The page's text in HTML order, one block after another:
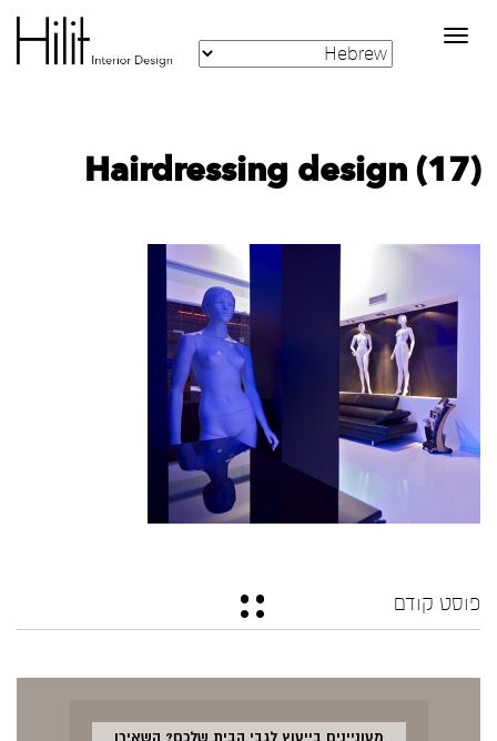
Toggle
navigation
Hairdressing design (17)
פוסט קודם
מעוניינים בייעוץ לגבי הבית שלכם? השאירו